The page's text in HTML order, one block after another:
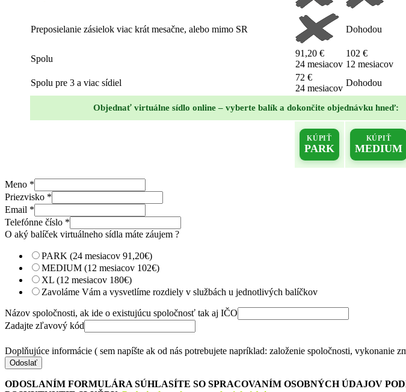
Preposielanie zásielok viac krát mesačne, alebo mimo SR Dohodou
Spolu
91,20 €
24 mesiacov
102 €
12 mesiacov
Spolu pre 3 a viac sídiel
72 €
24 mesiacov
Dohodou
Objednať virtuálne sídlo online – vyberte balík a dokončite objednávku hneď:
KÚPIŤ
PARK
KÚPIŤ
MEDIUM
Meno *
Priezvisko *
Email *
Telefónne číslo *
O aký balíček virtuálneho sídla máte záujem ?
PARK (24 mesiacov 91,20€)
MEDIUM (12 mesiacov 102€)
XL (12 mesiacov 180€)
Zavoláme Vám a vysvetlíme rozdiely v službách u jednotlivých balíčkov
Názov spoločnosti, ak ide o existujúcu spoločnosť tak aj IČO
Zadajte zľavový kód
Doplňujúce informácie ( sem napíšte ak od nás potrebujete napríklad: založenie spoločnosti, vykonanie
Odoslať
ODOSLANÍM FORMULÁRA SÚHLASÍTE SO SPRACOVANÍM OSOBNÝCH ÚDAJOV